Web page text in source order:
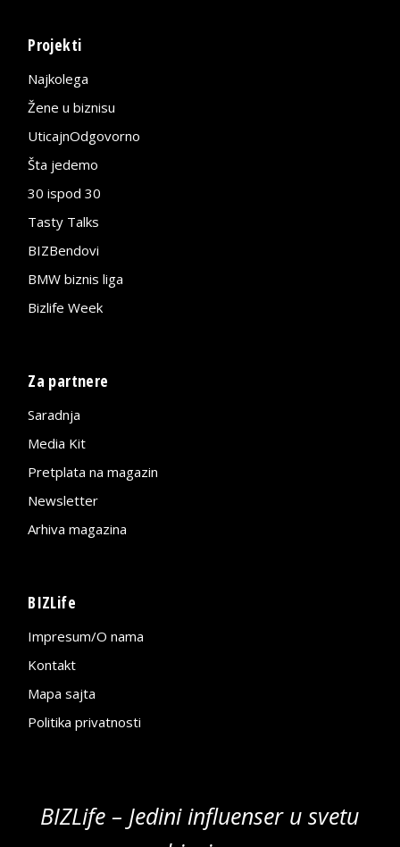
Projekti
Najkolega
Žene u biznisu
UticajnOdgovorno
Šta jedemo
30 ispod 30
Tasty Talks
BIZBendovi
BMW biznis liga
Bizlife Week
Za partnere
Saradnja
Media Kit
Pretplata na magazin
Newsletter
Arhiva magazina
BIZLife
Impresum/O nama
Kontakt
Mapa sajta
Politika privatnosti
BIZLife – Jedini influenser u svetu